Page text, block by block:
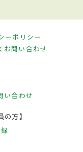
ーポリシー
お問い合わせ
い合わせ
の方】